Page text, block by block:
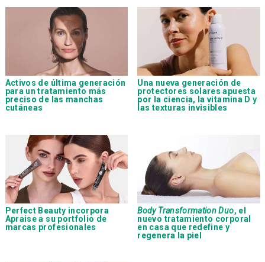
Activos de última generación
para un tratamiento más
preciso de las manchas
cutáneas
Una nueva generación de
protectores solares apuesta
por la ciencia, la vitamina D y
las texturas invisibles
Perfect Beauty incorpora
Apraise a su portfolio de
marcas profesionales
Body Transformation Duo, el
nuevo tratamiento corporal
en casa que redefine y
regenera la piel